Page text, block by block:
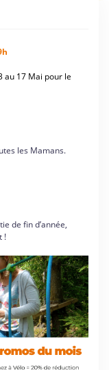
au 17 Mai pour le
les Mamans.
de fin d’année,
!